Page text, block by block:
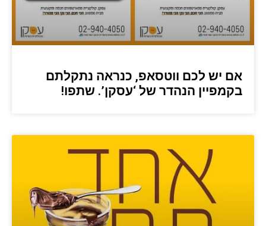
אם יש לכם ווטסאפ, כנראה נתקלתם
בקמפיין הנהדר של ‘עסקן’. שתפו!